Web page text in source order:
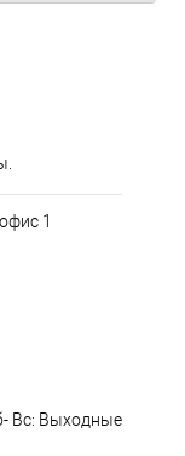
1
Вс: Выходные